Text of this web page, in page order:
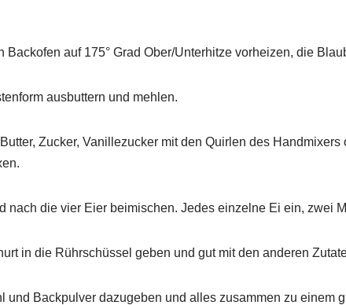
Backofen auf 175° Grad Ober/Unterhitze vorheizen, die
ausbuttern und mehlen.
Zucker, Vanillezucker mit den Quirlen des
nach die vier Eier beimischen. Jedes einzelne Ei ein, zwei
in die Rührschüssel geben und gut mit den anderen
und Backpulver dazugeben und alles zusammen zu einem